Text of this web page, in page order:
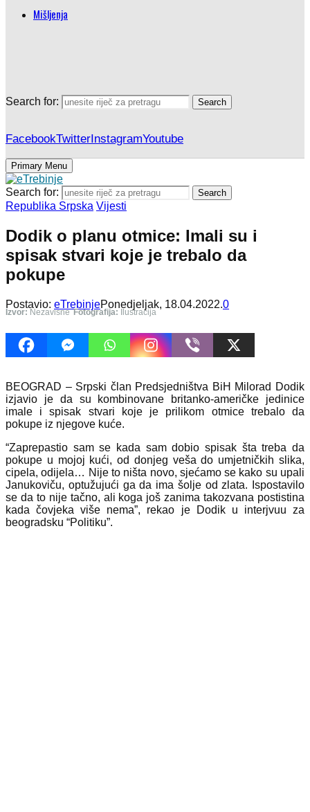
Mišljenja
Search for: Search
FacebookTwitterInstagramYoutube
Primary Menu
Search for: Search
Republika Srpska Vijesti
Dodik o planu otmice: Imali su i
spisak stvari koje je trebalo da
pokupe
Postavio: eTrebinjePonedjeljak, 18.04.2022.0
Izvor: Nezavisne Fotografija: Ilustracija
BEOGRAD – Srpski član Predsjedništva BiH Milorad Dodik
izjavio je da su kombinovane britanko-američke jedinice
imale i spisak stvari koje je prilikom otmice trebalo da
pokupe iz njegove kuće.
“Zaprepastio sam se kada sam dobio spisak šta treba da
pokupe u mojoj kući, od donjeg veša do umjetničkih slika,
cipela, odijela… Nije to ništa novo, sjećamo se kako su upali
Janukoviču, optužujući ga da ima šolje od zlata. Ispostavilo
se da to nije tačno, ali koga još zanima takozvana postistina
kada čovjeka više nema”, rekao je Dodik u interjvuu za
beogradsku “Politiku”.